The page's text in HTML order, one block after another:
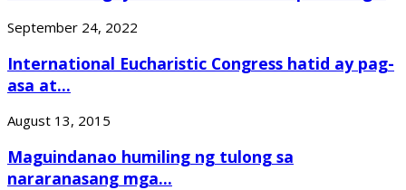
September 24, 2022
International Eucharistic Congress hatid ay pag-
asa at...
August 13, 2015
Maguindanao humiling ng tulong sa
nararanasang mga...